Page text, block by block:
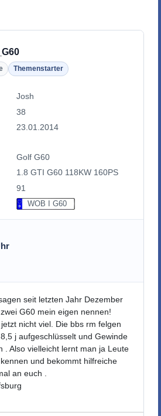
Themenstarter
Josh
38
23.01.2014
Golf G60
1.8 GTI G60 118KW 160PS
91
WOB I G60
seit letzten Jahr Dezember
G60 mein eigen nennen!
nicht viel. Die bbs rm felgen
j aufgeschlüsselt und Gewinde
. Also vielleicht lernt man ja Leute
und bekommt hilfreiche
an euch .